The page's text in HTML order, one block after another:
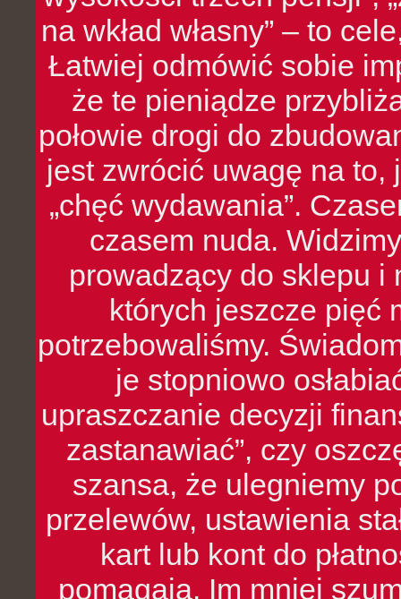
na wkład własny” – to
Łatwiej odmówić sobie
że te pieniądze
połowie drogi do
jest zwrócić uwagę na to,
„chęć wydawania”.
czasem nuda.
prowadzący do sklepu i
których jeszcze pięć
potrzebowaliśmy.
je stopniowo
upraszczanie decyzji
zastanawiać”, czy
szansa, że ulegniemy
przelewów, ustawienia
kart lub kont do
pomagają. Im mniej